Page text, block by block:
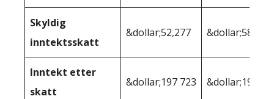
Skyldig
inntektsskatt
&dollar;52,277 &dollar;58 903
Inntekt etter
skatt
&dollar;197 723 &dollar;191